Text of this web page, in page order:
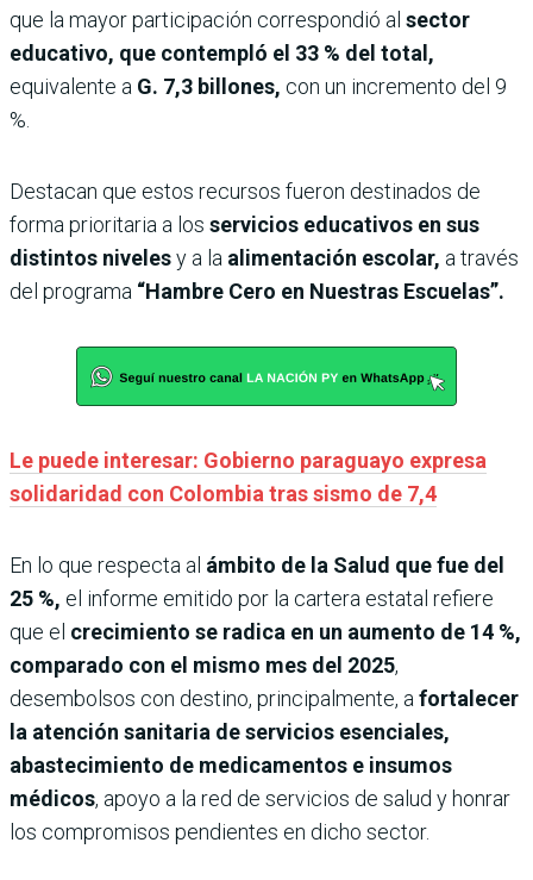
que la mayor participación correspondió al sector
educativo, que contempló el 33 % del total,
equivalente a G. 7,3 billones, con un incremento del 9
%.
Destacan que estos recursos fueron destinados de
forma prioritaria a los servicios educativos en sus
distintos nivelesy a la alimentación escolar, a través
del programa “Hambre Cero en Nuestras Escuelas”.
Le puede interesar: Gobierno paraguayo expresa
solidaridad con Colombia tras sismo de 7,4
En lo que respecta al ámbito de la Salud que fue del
25 %, el informe emitido por la cartera estatal refiere
que el crecimiento se radica en un aumento de 14 %,
comparado con el mismo mes del 2025,
desembolsos con destino, principalmente, a fortalecer
la atención sanitaria de servicios esenciales,
abastecimiento de medicamentos e insumos
médicos, apoyo a la red de servicios de salud y honrar
los compromisos pendientes en dicho sector.